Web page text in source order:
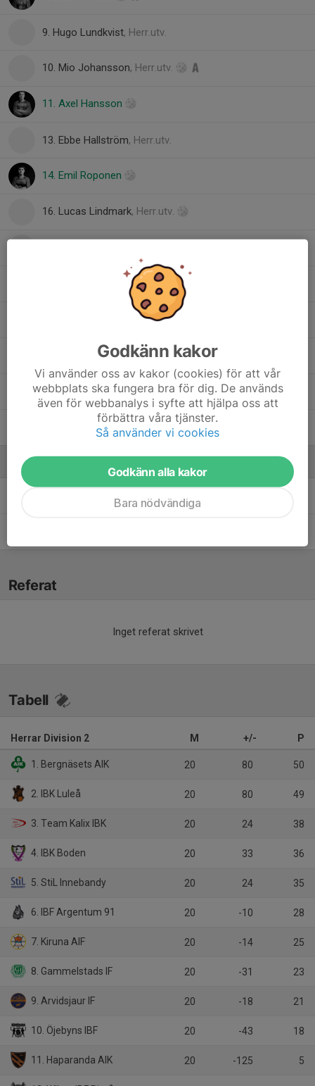
9. Hugo Lundkvist, Herr.utv.
10. Mio Johansson, Herr.utv.
11. Axel Hansson
13. Ebbe Hallström, Herr.utv.
14. Emil Roponen
16. Lucas Lindmark, Herr.utv.
88. Alvin Skogsberg, Herr.utv.
90. Gustav Wallin
91. Noah Hugo 2
Ledare
Ledare
Referat
Inget referat skrivet
Tabell
Herrar Division 2 M +/- P
1. Bergnäsets AIK 20 80 50
2. IBK Luleå 20 80 49
3. Team Kalix IBK 20 24 38
4. IBK Boden 20 33 36
5. StiL Innebandy 20 24 35
6. IBF Argentum 91 20 -10 28
7. Kiruna AIF 20 -14 25
8. Gammelstads IF 20 -31 23
9. Arvidsjaur IF 20 -18 21
10. Öjebyns IBF 20 -43 18
11. Haparanda AIK 20 -125 5
Godkänn kakor
Vi använder oss av kakor (cookies) för att vår
webbplats ska fungera bra för dig. De används
även för webbanalys i syfte att hjälpa oss att
förbättra våra tjänster.
Så använder vi cookies
Godkänn alla kakor
Bara nödvändiga